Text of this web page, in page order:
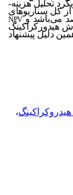
تحلیل هزینه-
سناریو از کل سناریوهای
NPV
روش هیدورکراکینگ
دلیل پیشنهاد
،